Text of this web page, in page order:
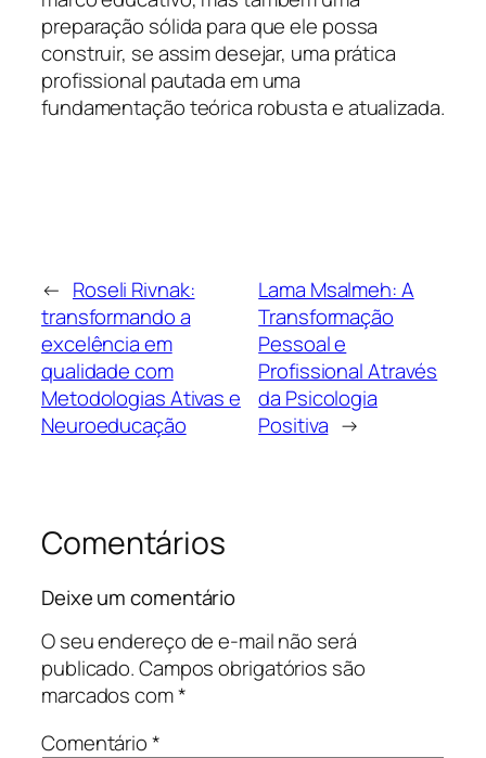
preparação sólida para que ele possa
construir, se assim desejar, uma prática
profissional pautada em uma
fundamentação teórica robusta e atualizada.
← Roseli Rivnak:
transformando a
excelência em
qualidade com
Metodologias Ativas e
Neuroeducação
Lama Msalmeh: A
Transformação
Pessoal e
Profissional Através
da Psicologia
Positiva →
Comentários
Deixe um comentário
O seu endereço de e-mail não será
publicado.Campos obrigatórios são
marcados com*
Comentário*